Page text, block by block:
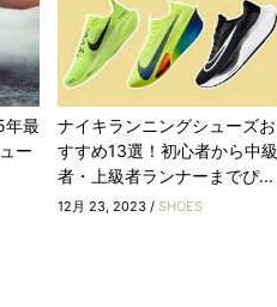
年最
ー
ナイキランニングシューズお
すすめ13選！初心者から中級
者・上級者ランナーまでぴ...
12月 23, 2023 / SHOES